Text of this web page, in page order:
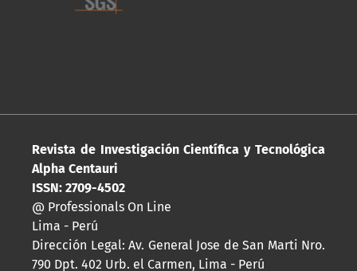
Revista de Investigación Científica y Tecnológica
Alpha Centauri
ISSN: 2709-4502
@ Professionals On Line
Lima - Perú
Dirección Legal: Av. General Jose de San Marti Nro.
790 Dpt. 402 Urb. el Carmen, Lima - Perú